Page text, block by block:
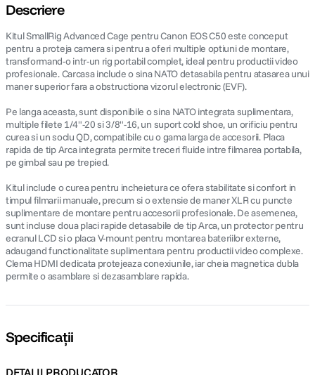
Descriere
Kitul SmallRig Advanced Cage pentru Canon EOS C50 este conceput
pentru a proteja camera si pentru a oferi multiple optiuni de montare,
transformand-o intr-un rig portabil complet, ideal pentru productii video
profesionale. Carcasa include o sina NATO detasabila pentru atasarea unui
maner superior fara a obstructiona vizorul electronic (EVF).
Pe langa aceasta, sunt disponibile o sina NATO integrata suplimentara,
multiple filete 1/4"-20 si 3/8"-16, un suport cold shoe, un orificiu pentru
curea si un soclu QD, compatibile cu o gama larga de accesorii. Placa
rapida de tip Arca integrata permite treceri fluide intre filmarea portabila,
pe gimbal sau pe trepied.
Kitul include o curea pentru incheietura ce ofera stabilitate si confort in
timpul filmarii manuale, precum si o extensie de maner XLR cu puncte
suplimentare de montare pentru accesorii profesionale. De asemenea,
sunt incluse doua placi rapide detasabile de tip Arca, un protector pentru
ecranul LCD si o placa V-mount pentru montarea bateriilor externe,
adaugand functionalitate suplimentara pentru productii video complexe.
Clema HDMI dedicata protejeaza conexiunile, iar cheia magnetica dubla
permite o asamblare si dezasamblare rapida.
Specificații
DETALII PRODUCATOR